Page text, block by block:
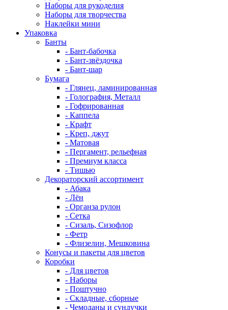
Наборы для рукоделия
Наборы для творчества
Наклейки мини
Упаковка
Банты
- Бант-бабочка
- Бант-звёздочка
- Бант-шар
Бумага
- Глянец, ламинированная
- Голография, Металл
- Гофрированная
- Каппела
- Крафт
- Креп, джут
- Матовая
- Пергамент, рельефная
- Премиум класса
- Тишью
Декораторский ассортимент
- Абака
- Лён
- Органза рулон
- Сетка
- Сизаль, Сизофлор
- Фетр
- Флизелин, Мешковина
Конусы и пакеты для цветов
Коробки
- Для цветов
- Наборы
- Поштучно
- Складные, сборные
- Чемоданы и сундучки